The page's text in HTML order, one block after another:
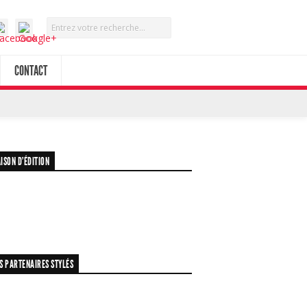
CONTACT
D’ÉDITION
PARTENAIRES STYLÉS